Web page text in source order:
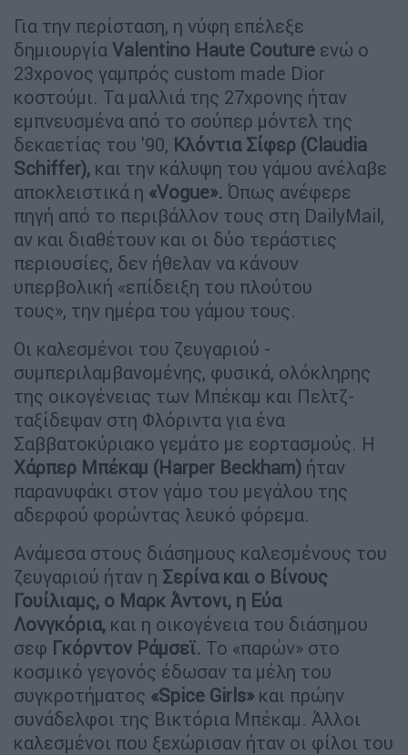
Για την περίσταση, η νύφη επέλεξε
δημιουργία Valentino Haute Couture ενώ ο
23χρονος γαμπρός custom made Dior
κοστούμι. Τα μαλλιά της 27χρονης ήταν
εμπνευσμένα από το σούπερ μόντελ της
δεκαετίας του '90, Κλόντια Σίφερ (Claudia
Schiffer), και την κάλυψη του γάμου ανέλαβε
αποκλειστικά η «Vogue». Όπως ανέφερε
πηγή από το περιβάλλον τους στη DailyMail,
αν και διαθέτουν και οι δύο τεράστιες
περιουσίες, δεν ήθελαν να κάνουν
υπερβολική «επίδειξη του πλούτου
τους», την ημέρα του γάμου τους.
Οι καλεσμένοι του ζευγαριού -
συμπεριλαμβανομένης, φυσικά, ολόκληρης
της οικογένειας των Μπέκαμ και Πελτζ-
ταξίδεψαν στη Φλόριντα για ένα
Σαββατοκύριακο γεμάτο με εορτασμούς. Η
Χάρπερ Μπέκαμ (Harper Beckham) ήταν
παρανυφάκι στον γάμο του μεγάλου της
αδερφού φορώντας λευκό φόρεμα.
Ανάμεσα στους διάσημους καλεσμένους του
ζευγαριού ήταν η Σερίνα και ο Βίνους
Γουίλιαμς, ο Μαρκ Άντονι, η Εύα
Λονγκόρια, και η οικογένεια του διάσημου
σεφ Γκόρντον Ράμσεϊ. Το «παρών» στο
κοσμικό γεγονός έδωσαν τα μέλη του
συγκροτήματος «Spice Girls» και πρώην
συνάδελφοι της Βικτόρια Μπέκαμ. Άλλοι
καλεσμένοι που ξεχώρισαν ήταν οι φίλοι του